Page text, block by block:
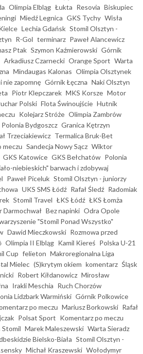
Olimpia Elbląg Łukta Resovia Biskupiec
Miedź Legnica GKS Tychy Wisła
Lechia Gdańsk Stomil Olsztyn -
R-Gol terminarz Paweł Alancewicz
Ptak Szymon Kaźmierowski Górnik
Arkadiusz Czarnecki Orange Sport Warta
Mindaugas Kalonas Olimpia Olsztynek
nie zapomnę Górnik Łęczna Naki Olsztyn
Piotr Klepczarek MKS Korsze Motor
Polski Flota Świnoujście Hutnik
Kolejarz Stróże Olimpia Zambrów
Polonia Bydgoszcz Granica Kętrzyn
Trzeciakiewicz Termalica Bruk-Bet
meczu Sandecja Nowy Sącz Wiktor
GKS Katowice GKS Bełchatów Polonia
niebieskich" barwach i zdobywaj
Paweł Piceluk Stomil Olsztyn - juniorzy
UKS SMS Łódź Rafał Śledź Radomiak
Stomil Travel ŁKS Łódź ŁKS Łomża
Darmochwał Bez napinki Odra Opole
"Stomil Ponad Wszystko"
Dawid Mieczkowski Rozmowa przed
Olimpia II Elbląg Kamil Kiereś Polska U-21
Cup felieton Makroregionalna Liga
Mielec (S)krytym okiem komentarz Śląsk
Robert Kiłdanowicz Mirosław
Irakli Meschia Ruch Chorzów
Lidzbark Warmiński Górnik Polkowice
po meczu Mariusz Borkowski Rafał
Polsat Sport Komentarz po meczu
Stomil Marek Maleszewski Warta Sieradz
Bielsko-Biała Stomil Olsztyn -
Michał Kraszewski Wołodymyr